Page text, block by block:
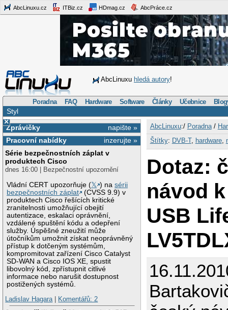
AbcLinuxu.cz ITBiz.cz HDmag.cz AbcPráce.cz
AbcLinuxu hledá autory!
Poradna FAQ Hardware Software Články Učebnice
Styl
×
napište »
Zprávičky
inzerujte »
Pracovní nabídky
Série bezpečnostních záplat v
produktech Cisco
dnes 16:00 | Bezpečnostní upozornění
Vládní CERT upozorňuje (𝕏 ) nasérii
bezpečnostních záplat
(CVSS 9.9) v
produktech Cisco řešících kritické
zranitelnosti umožňující obejití
autentizace, eskalaci oprávnění,
vzdálené spuštění kódu a odepření
služby. Úspěšné zneužití může
útočníkům umožnit získat neoprávněný
přístup k dotčeným systémům,
kompromitovat zařízení Cisco Catalyst
SD-WAN a Cisco IOS XE, spustit
libovolný kód, zpřístupnit citlivé
informace nebo narušit dostupnost
postižených systémů.
Ladislav Hagara| Komentářů: 2
AbcLinuxu:/ Poradna/
Štítky: DVB-T, hardware,
Dotaz:
návod
USB